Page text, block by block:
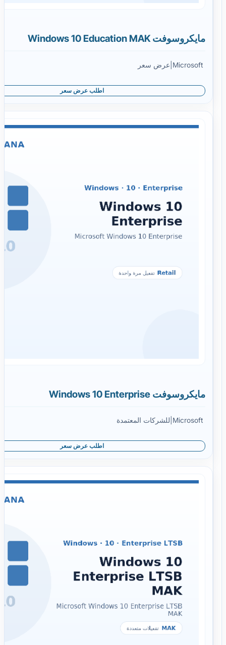
مايكروسوفت Windows 10 Education MAK
Microsoft عرض سعر
اطلب عرض سعر
مايكروسوفت Windows 10 Enterprise
Microsoft للشركات المعتمدة
اطلب عرض سعر